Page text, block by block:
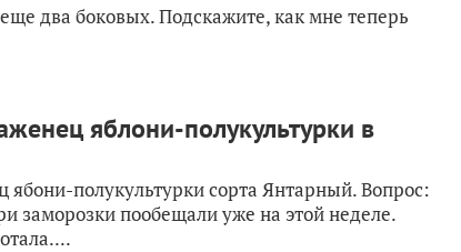
два боковых. Подскажите, как мне теперь
яблони-полукультурки в
полукультурки сорта Янтарный. Вопрос:
заморозки пообещали уже на этой неделе.